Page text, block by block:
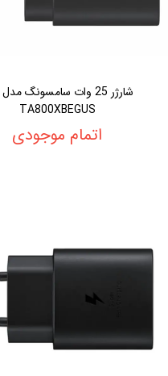
TA800XBEGUS
اتمام موجودی